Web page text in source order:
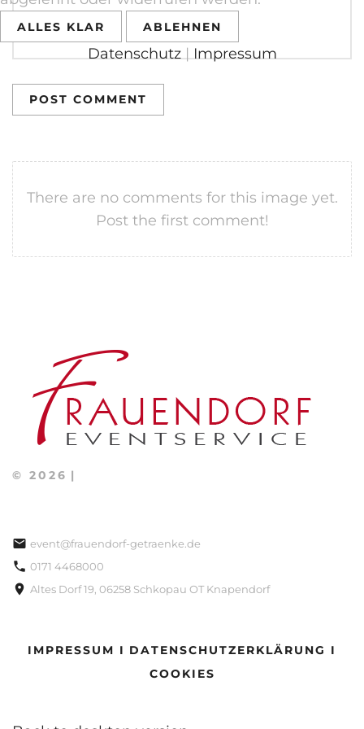
POST COMMENT
There are no comments for this image yet.
Post the first comment!
© 2026
event@frauendorf-getraenke.de
0171 4468000
Altes Dorf 19, 06258 Schkopau OT Knapendorf
IMPRESSUM I DATENSCHUTZERKLÄRUNG I
COOKIES
ALLES KLAR ABLEHNEN
Datenschutz|Impressum